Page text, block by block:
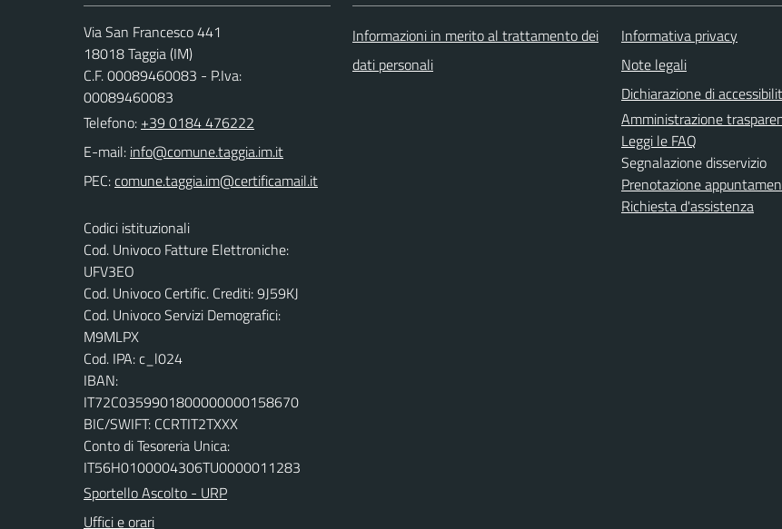
Via San Francesco 441
18018 Taggia (IM)
C.F. 00089460083 - P.Iva:
00089460083
Telefono: +39 0184 476222
E-mail:
PEC:
Codici istituzionali
Cod. Univoco Fatture Elettroniche:
UFV3EO
Cod. Univoco Certific. Crediti: 9J59KJ
Cod. Univoco Servizi Demografici:
M9MLPX
Cod. IPA: c_l024
IBAN:
IT72C0359901800000000158670
BIC/SWIFT: CCRTIT2TXXX
Conto di Tesoreria Unica:
IT56H0100004306TU0000011283
Sportello Ascolto - URP
Uffici e orari
Informazioni in merito al trattamento dei
dati personali
Informativa privacy
Note legali
Dichiarazione di
Amministrazione
Leggi le FAQ
Segnalazione disservizio
Prenotazione
Richiesta d'assistenza